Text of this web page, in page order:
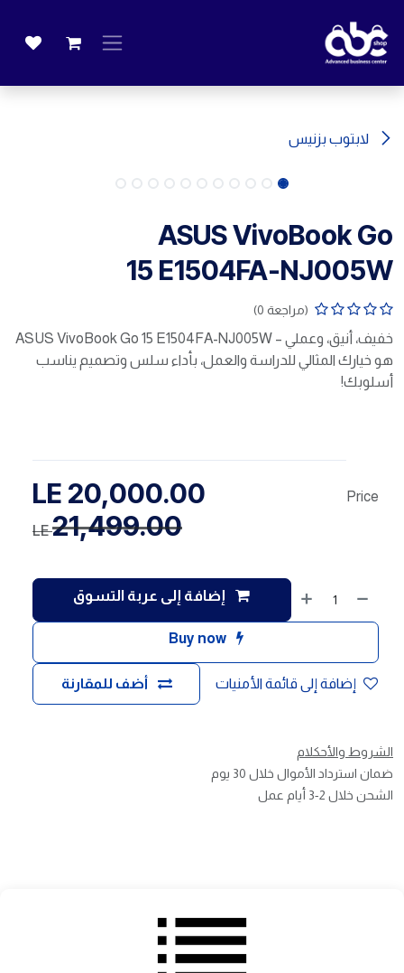
لابتوب بزنيس
ASUS VivoBook Go
15 E1504FA-NJ005W
(مراجعة 0)
خفيف، أنيق، وعملي – ASUS VivoBook Go 15 E1504FA-NJ005W
هو خيارك المثالي للدراسة والعمل، بأداء سلس وتصميم يناسب
أسلوبك!
إضافة إلى عربة التسوق
Buy now
أضف للمقارنة إضافة إلى قائمة الأمنيات
Price
20,000.00
21,499.00
LE
الشروط والأحكلام
ضمان استرداد الأموال خلال 30 يوم
الشحن خلال 2-3 أيام عمل